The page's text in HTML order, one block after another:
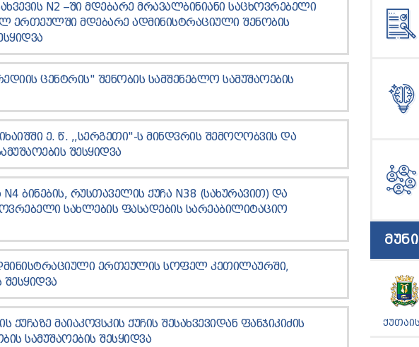
N2 –ᲨᲘ ᲛᲓᲔᲑᲐᲠᲔ ᲛᲠᲐᲕᲐᲚᲑᲘᲜᲘᲐᲜᲘ ᲡᲐᲪᲮᲝᲕᲠᲔᲑᲔᲚᲘ
ᲔᲠᲗᲔᲣᲚᲨᲘ ᲛᲓᲔᲑᲐᲠᲔ ᲐᲓᲛᲘᲜᲘᲡᲢᲠᲐᲪᲘᲣᲚᲘ ᲨᲔᲜᲝᲑᲘᲡ
ᲪᲔᲜᲢᲠᲘᲡ" ᲨᲔᲜᲝᲑᲘᲡ ᲡᲐᲛᲨᲔᲜᲔᲑᲚᲝ ᲡᲐᲛᲣᲨᲐᲝᲔᲑᲘᲡ
Ე. Წ. ,,ᲡᲔᲠᲒᲔᲗᲘ"-Ს ᲛᲘᲜᲓᲕᲠᲘᲡ ᲨᲔᲛᲝᲦᲝᲑᲕᲘᲡ ᲓᲐ
ᲨᲔᲡᲧᲘᲓᲕᲐ
ᲑᲘᲜᲔᲑᲘᲡ, ᲠᲣᲡᲗᲐᲕᲔᲚᲘᲡ ᲥᲣᲩᲐ N38 (ᲡᲐᲮᲣᲠᲐᲕᲘᲗ) ᲓᲐ
ᲡᲐᲮᲚᲔᲑᲘᲡ ᲤᲐᲡᲐᲓᲔᲑᲘᲡ ᲡᲐᲠᲔᲐᲑᲘᲚᲘᲢᲐᲪᲘᲝ
ᲔᲠᲗᲔᲣᲚᲘᲡ ᲡᲝᲤᲔᲚ ᲙᲔᲗᲘᲚᲐᲣᲠᲨᲘ,
ᲛᲐᲘᲐᲙᲝᲕᲡᲙᲘᲡ ᲥᲣᲩᲘᲡ ᲨᲔᲡᲐᲮᲕᲔᲕᲘᲓᲐᲜ ᲤᲐᲜᲯᲘᲙᲘᲫᲘᲡ
ᲡᲐᲛᲣᲨᲐᲝᲔᲑᲘᲡ ᲨᲔᲡᲧᲘᲓᲕᲐ